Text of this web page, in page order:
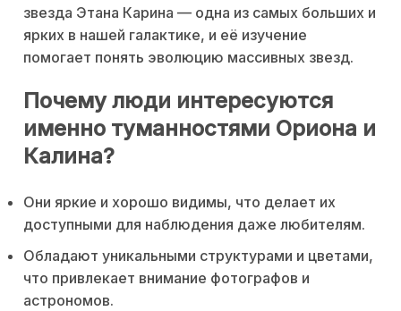
звезда Этана Карина — одна из самых больших и
ярких в нашей галактике, и её изучение
помогает понять эволюцию массивных звезд.
Почему люди интересуются
именно туманностями Ориона и
Калина?
Они яркие и хорошо видимы, что делает их
доступными для наблюдения даже любителям.
Обладают уникальными структурами и цветами,
что привлекает внимание фотографов и
астрономов.